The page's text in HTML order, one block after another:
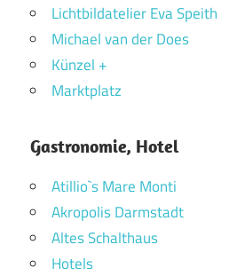
Lichtbildatelier Eva Speith
Michael van der Does
Künzel +
Marktplatz
Gastronomie, Hotel
Atillio`s Mare Monti
Akropolis Darmstadt
Altes Schalthaus
Hotels